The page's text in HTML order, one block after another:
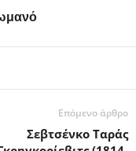
Επόμενο άρθρο
Σεβτσένκο Ταράς